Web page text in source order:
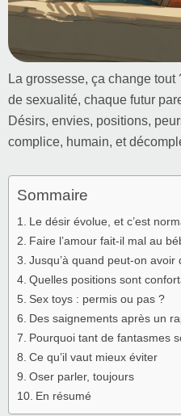
La grossesse, ça change
de sexualité, chaque futur
Désirs, envies, positions,
complice, humain, et
Sommaire
Le désir évolue, et c’est
Faire l’amour fait-il mal au
Jusqu’à quand peut-on avoir
Quelles positions sont
Sex toys : permis ou pas ?
Des saignements après un
Pourquoi tant de fantasmes
Ce qu’il vaut mieux éviter
Oser parler, toujours
En résumé